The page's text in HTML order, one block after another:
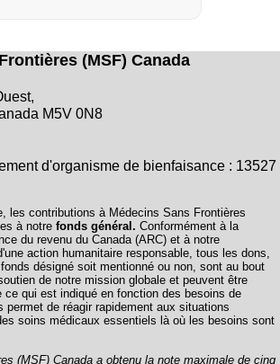
(MSF) Canada
M5V 0N8
d'organisme de bienfaisance : 13527
les contributions à Médecins Sans Frontières
à notre fonds général. Conformément à la
du revenu du Canada (ARC) et à notre
action humanitaire responsable, tous les dons,
désigné soit mentionné ou non, sont au bout
de notre mission globale et peuvent être
ce qui est indiqué en fonction des besoins de
permet de réagir rapidement aux situations
soins médicaux essentiels là où les besoins sont
(MSF) Canada a obtenu la note maximale de cinq